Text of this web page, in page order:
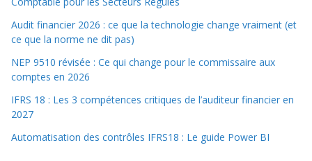
Audit financier 2026 : ce que la technologie change vraiment (et
ce que la norme ne dit pas)
NEP 9510 révisée : Ce qui change pour le commissaire aux
comptes en 2026
IFRS 18 : Les 3 compétences critiques de l’auditeur financier en
2027
Automatisation des contrôles IFRS18 : Le guide Power BI